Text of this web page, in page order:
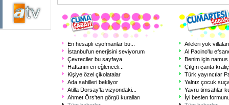
En hesaplı eşofmanlar bu
İstanbul'un enerjisini seviyorum
Çevreciler bu sayfaya
Haftanın en eğlenceli
Kişiye özel çikolatalar
Ada sahilleri bekliyor
Atilla Dorsay'la vizyondaki
Ahmet Örs'ten görgü kuralları
Aileleri yok
Al Pacino'lu
Benim için namus
Çılgın çanta
Türk yayıncılar
Yalnız çocuk
Yavru timsahlar
İyi beslen